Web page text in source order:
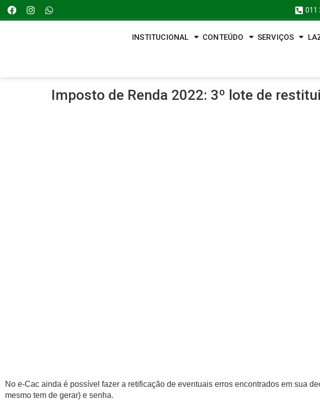
011
INSTITUCIONAL CONTEÚDO SERVIÇOS
Imposto de Renda 2022: 3º lote de
No e-Cac ainda é possível fazer a retificação de eventuais erros encontrados em sua
mesmo tem de gerar) e senha.